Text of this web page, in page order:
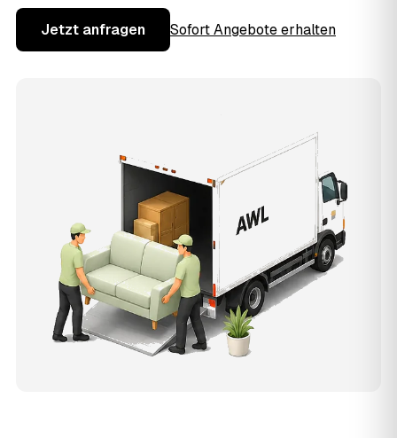
Jetzt anfragen Sofort Angebote erhalten